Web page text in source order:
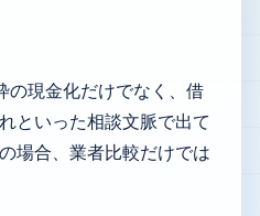
の現金化だけでなく、借
といった相談文脈で出て
場合、業者比較だけでは